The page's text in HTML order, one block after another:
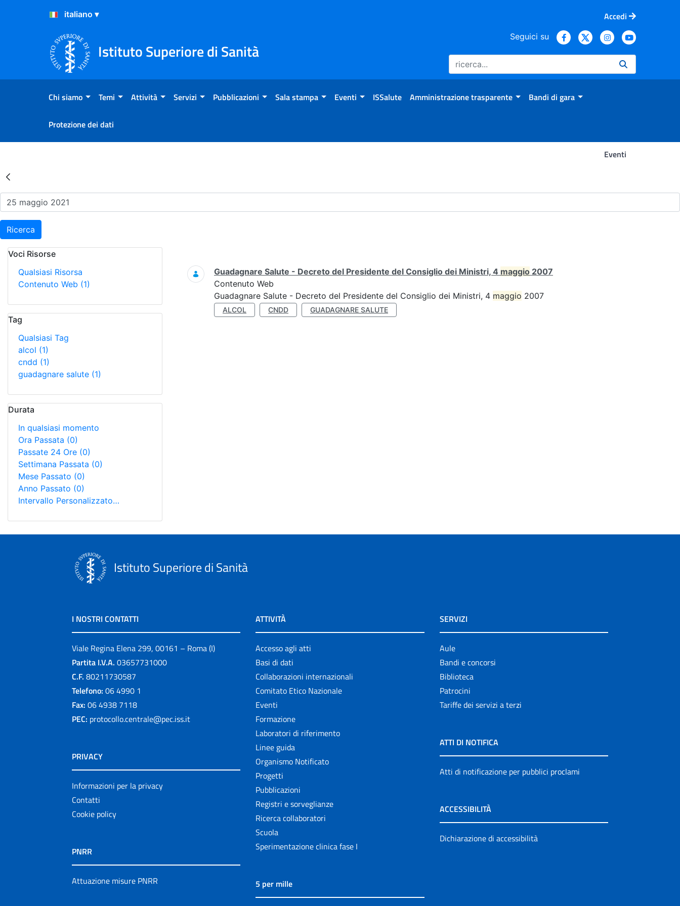
Salta al Contenuto
Salta al Footer
Accedi
Istituto Superiore di Sanità
Seguici su
Chi siamo Temi Attività Servizi Pubblicazioni Sala stampa Eventi ISSalute Amministrazione trasparente Bandi di gara
Protezione dei dati
Eventi
Risultati della Ricerca - Eventi
Ricerca
Voci Risorse
Qualsiasi Risorsa
Contenuto Web (1)
Tag
Qualsiasi Tag
alcol (1)
cndd (1)
guadagnare salute (1)
Durata
In qualsiasi momento
Ora Passata (0)
Passate 24 Ore (0)
Settimana Passata (0)
Mese Passato (0)
Anno Passato (0)
Intervallo Personalizzato…
Ricerca
Guadagnare Salute - Decreto del Presidente del Consiglio dei Ministri, 4 maggio 2007
Contenuto Web
Guadagnare Salute - Decreto del Presidente del Consiglio dei Ministri, 4 maggio 2007
ALCOL CNDD GUADAGNARE SALUTE
Istituto Superiore di Sanità
I NOSTRI CONTATTI
Viale Regina Elena 299, 00161 – Roma (I)
Partita I.V.A. 03657731000
C.F. 80211730587
Telefono: 06 4990 1
Fax: 06 4938 7118
PEC: protocollo.centrale@pec.iss.it
PRIVACY
Informazioni per la privacy
Contatti
Cookie policy
PNRR
Attuazione misure PNRR
ATTIVITÀ
Accesso agli atti
Basi di dati
Collaborazioni internazionali
Comitato Etico Nazionale
Eventi
Formazione
Laboratori di riferimento
Linee guida
Organismo Notificato
Progetti
Pubblicazioni
Registri e sorveglianze
Ricerca collaboratori
Scuola
Sperimentazione clinica fase I
5 per mille
SERVIZI
Aule
Bandi e concorsi
Biblioteca
Patrocini
Tariffe dei servizi a terzi
ATTI DI NOTIFICA
Atti di notificazione per pubblici proclami
ACCESSIBILITÀ
Dichiarazione di accessibilità